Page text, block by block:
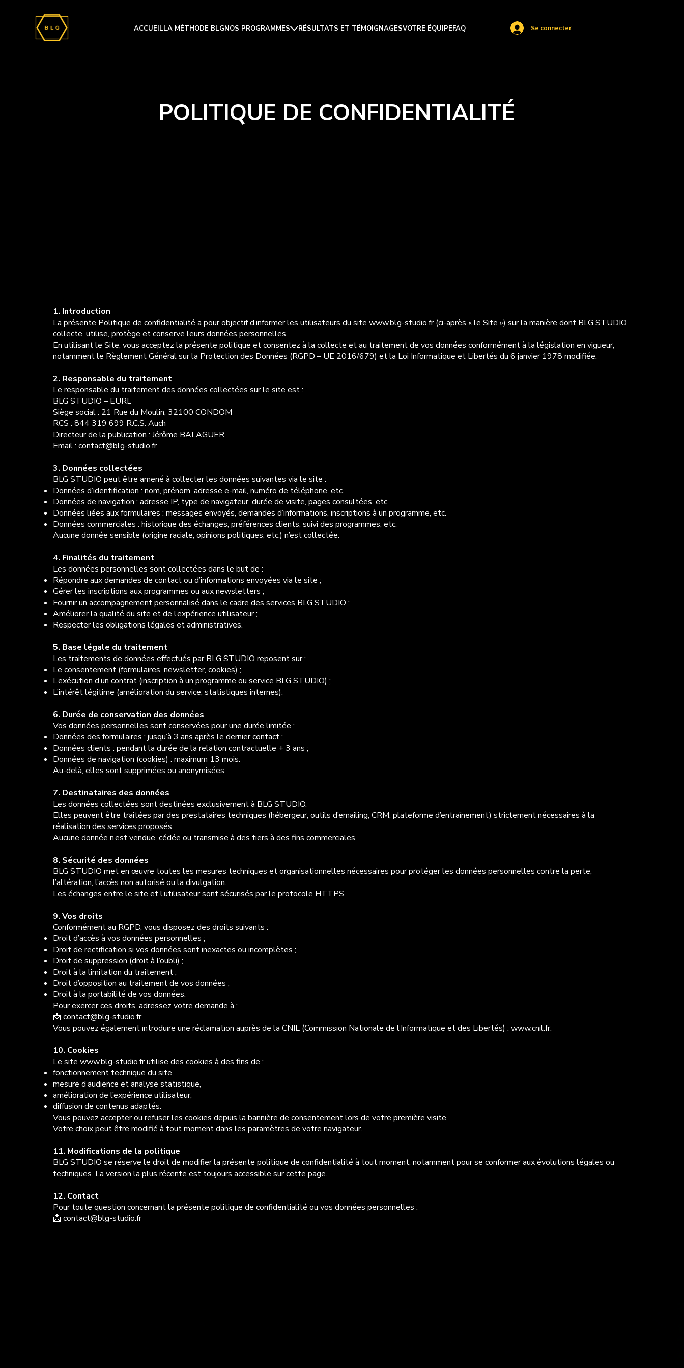
ACCUEILLA MÉTHODE BLGNOS PROGRAMMES RÉSULTATS ET TÉMOIGNAGESVOTRE ÉQUIPEFAQ Se connecter
POLITIQUE DE CONFIDENTIALITÉ
1. Introduction
La présente Politique de confidentialité a pour objectif d’informer les utilisateurs du site www.blg-studio.fr(ci-après « le Site ») sur la manière dont BLG STUDIO
collecte, utilise, protège et conserve leurs données personnelles.
En utilisant le Site, vous acceptez la présente politique et consentez à la collecte et au traitement de vos données conformément à la législation en vigueur,
notamment le Règlement Général sur la Protection des Données (RGPD – UE 2016/679) et la Loi Informatique et Libertés du 6 janvier 1978 modifiée.
2. Responsable du traitement
Le responsable du traitement des données collectées sur le site est :
BLG STUDIO – EURL
Siège social : 21 Rue du Moulin, 32100 CONDOM
RCS : 844 319 699 R.C.S. Auch
Directeur de la publication : Jérôme BALAGUER
Email : contact@blg-studio.fr
3. Données collectées
BLG STUDIO peut être amené à collecter les données suivantes via le site :
Données d’identification : nom, prénom, adresse e-mail, numéro de téléphone, etc.
Données de navigation : adresse IP, type de navigateur, durée de visite, pages consultées, etc.
Données liées aux formulaires : messages envoyés, demandes d’informations, inscriptions à un programme, etc.
Données commerciales : historique des échanges, préférences clients, suivi des programmes, etc.
Aucune donnée sensible (origine raciale, opinions politiques, etc.) n’est collectée.
4. Finalités du traitement
Les données personnelles sont collectées dans le but de :
Répondre aux demandes de contact ou d’informations envoyées via le site ;
Gérer les inscriptions aux programmes ou aux newsletters ;
Fournir un accompagnement personnalisé dans le cadre des services BLG STUDIO ;
Améliorer la qualité du site et de l’expérience utilisateur ;
Respecter les obligations légales et administratives.
5. Base légale du traitement
Les traitements de données effectués par BLG STUDIO reposent sur :
Le consentement (formulaires, newsletter, cookies) ;
L’exécution d’un contrat (inscription à un programme ou service BLG STUDIO) ;
L’intérêt légitime (amélioration du service, statistiques internes).
6. Durée de conservation des données
Vos données personnelles sont conservées pour une durée limitée :
Données des formulaires : jusqu’à 3 ans après le dernier contact ;
Données clients : pendant la durée de la relation contractuelle + 3 ans ;
Données de navigation (cookies) : maximum 13 mois.
Au-delà, elles sont supprimées ou anonymisées.
7. Destinataires des données
Les données collectées sont destinées exclusivement à BLG STUDIO.
Elles peuvent être traitées par des prestataires techniques (hébergeur, outils d’emailing, CRM, plateforme d’entraînement) strictement nécessaires à la
réalisation des services proposés.
Aucune donnée n’est vendue, cédée ou transmise à des tiers à des fins commerciales.
8. Sécurité des données
BLG STUDIO met en œuvre toutes les mesures techniques et organisationnelles nécessaires pour protéger les données personnelles contre la perte,
l’altération, l’accès non autorisé ou la divulgation.
Les échanges entre le site et l’utilisateur sont sécurisés par le protocole HTTPS.
9. Vos droits
Conformément au RGPD, vous disposez des droits suivants :
Droit d’accès à vos données personnelles ;
Droit de rectification si vos données sont inexactes ou incomplètes ;
Droit de suppression (droit à l’oubli) ;
Droit à la limitation du traitement ;
Droit d’opposition au traitement de vos données ;
Droit à la portabilité de vos données.
Pour exercer ces droits, adressez votre demande à :
📩 contact@blg-studio.fr
Vous pouvez également introduire une réclamation auprès de la CNIL (Commission Nationale de l’Informatique et des Libertés) : www.cnil.fr.
10. Cookies
Le site www.blg-studio.frutilise des cookies à des fins de :
fonctionnement technique du site,
mesure d’audience et analyse statistique,
amélioration de l’expérience utilisateur,
diffusion de contenus adaptés.
Vous pouvez accepter ou refuser les cookies depuis la bannière de consentement lors de votre première visite.
Votre choix peut être modifié à tout moment dans les paramètres de votre navigateur.
11. Modifications de la politique
BLG STUDIO se réserve le droit de modifier la présente politique de confidentialité à tout moment, notamment pour se conformer aux évolutions légales ou
techniques. La version la plus récente est toujours accessible sur cette page.
12. Contact
Pour toute question concernant la présente politique de confidentialité ou vos données personnelles :
📩 contact@blg-studio.fr